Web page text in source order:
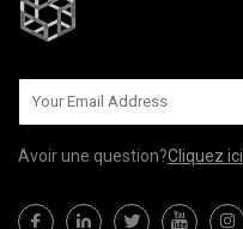
Avoir une question?Cliquez ici